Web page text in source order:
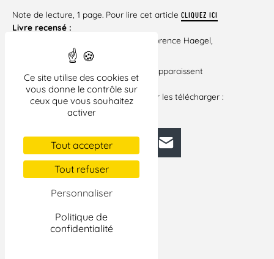
Ce site utilise des cookies et
vous donne le contrôle sur
ceux que vous souhaitez
activer
Tout accepter
Tout refuser
Personnaliser
Politique de
confidentialité
Note de lecture, 1 page. Pour lire cet article CLIQUEZ ICI
Livre recensé :
– Les Droites en fusion. Un livre de Florence Haegel,
Les Presses de Sciences Po
Si certains liens vers des documents apparaissent
brisés dans cet
article, veuillez cliquer ci-dessous pour les télécharger :
LES DROITES EN FUSION
Facebook
BlueskyMastodonLinkedIn